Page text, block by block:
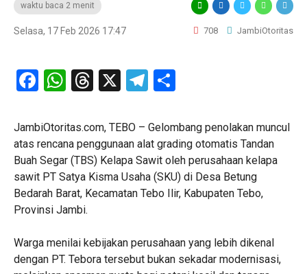
waktu baca 2 menit
Selasa, 17 Feb 2026 17:47 708 JambiOtoritas
Facebook
WhatsApp
Threads
X Telegram
JambiOtoritas.com, TEBO – Gelombang penolakan muncul
atas rencana penggunaan alat grading otomatis Tandan
Buah Segar (TBS) Kelapa Sawit oleh perusahaan kelapa
sawit PT Satya Kisma Usaha (SKU) di Desa Betung
Bedarah Barat, Kecamatan Tebo Ilir, Kabupaten Tebo,
Provinsi Jambi.
Warga menilai kebijakan perusahaan yang lebih dikenal
dengan PT. Tebora tersebut bukan sekadar modernisasi,